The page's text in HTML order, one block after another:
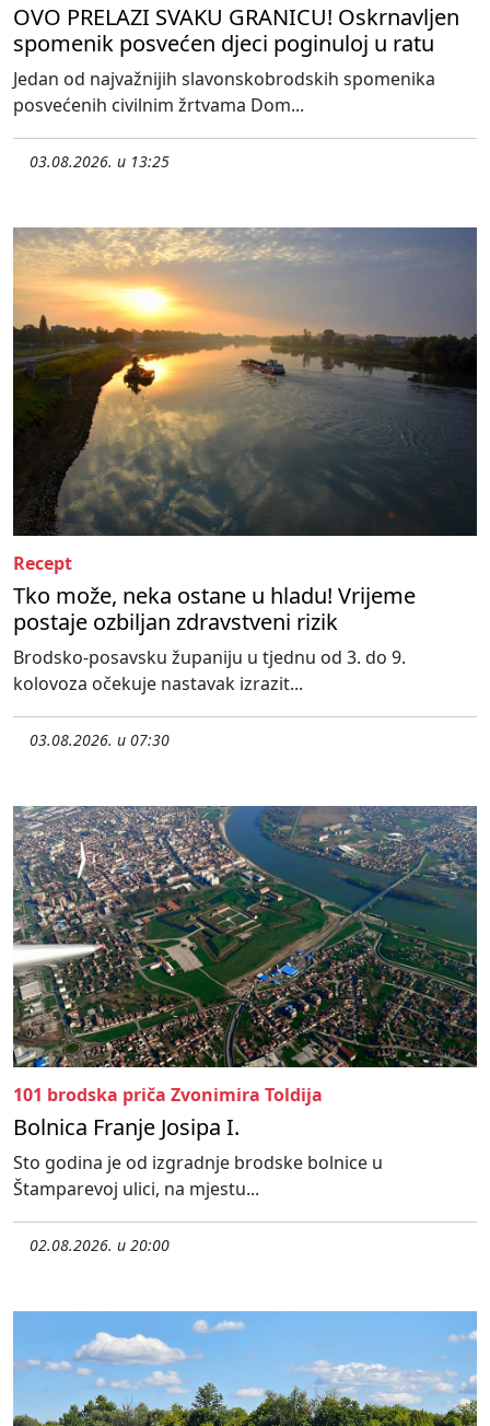
OVO PRELAZI SVAKU GRANICU! Oskrnavljen
spomenik posvećen djeci poginuloj u ratu
Jedan od najvažnijih slavonskobrodskih spomenika
posvećenih civilnim žrtvama Dom...
03.08.2026. u 13:25
Recept
Tko može, neka ostane u hladu! Vrijeme
postaje ozbiljan zdravstveni rizik
Brodsko-posavsku županiju u tjednu od 3. do 9.
kolovoza očekuje nastavak izrazit...
03.08.2026. u 07:30
101 brodska priča Zvonimira Toldija
Bolnica Franje Josipa I.
Sto godina je od izgradnje brodske bolnice u
Štamparevoj ulici, na mjestu...
02.08.2026. u 20:00